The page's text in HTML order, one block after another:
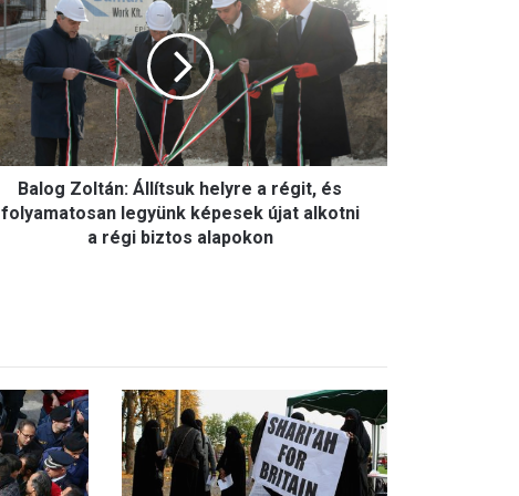
Balog Zoltán: Állítsuk helyre a régit, és
folyamatosan legyünk képesek újat alkotni
a régi biztos alapokon